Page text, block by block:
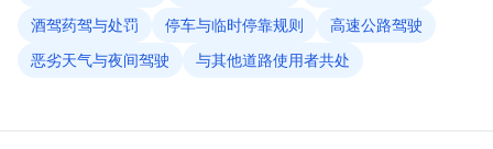
酒驾药驾与处罚
停车与临时停靠规则
高速公路驾驶
恶劣天气与夜间驾驶
与其他道路使用者共处